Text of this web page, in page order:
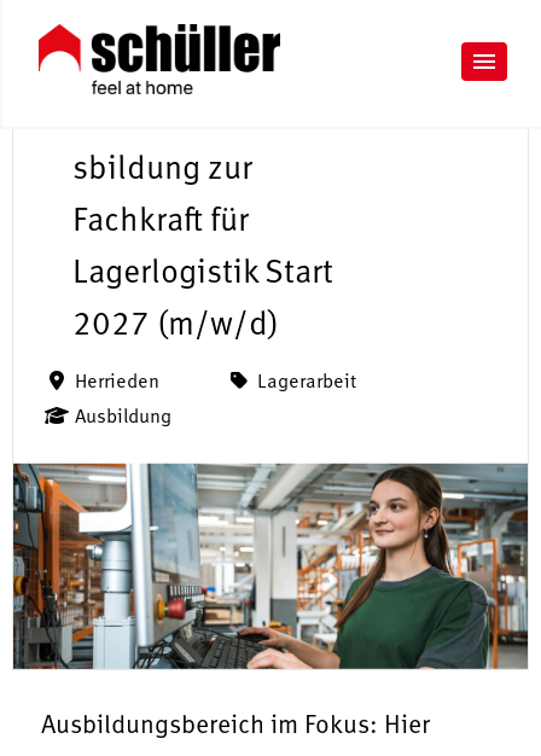
sbildung zur
Fachkraft für
Lagerlogistik Start
2027 (m/w/d)
Herrieden
Ausbildung
Lagerarbeit
Ausbildungsbereich im Fokus: Hier